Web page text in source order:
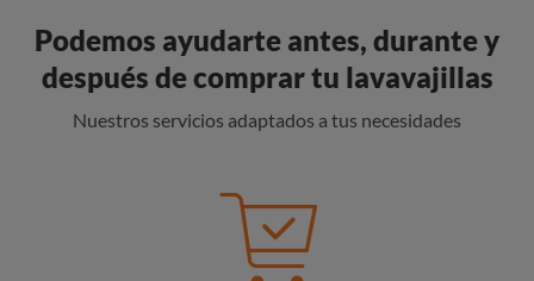
Podemos ayudarte antes, durante y
después de comprar tu lavavajillas
Nuestros servicios adaptados a tus necesidades